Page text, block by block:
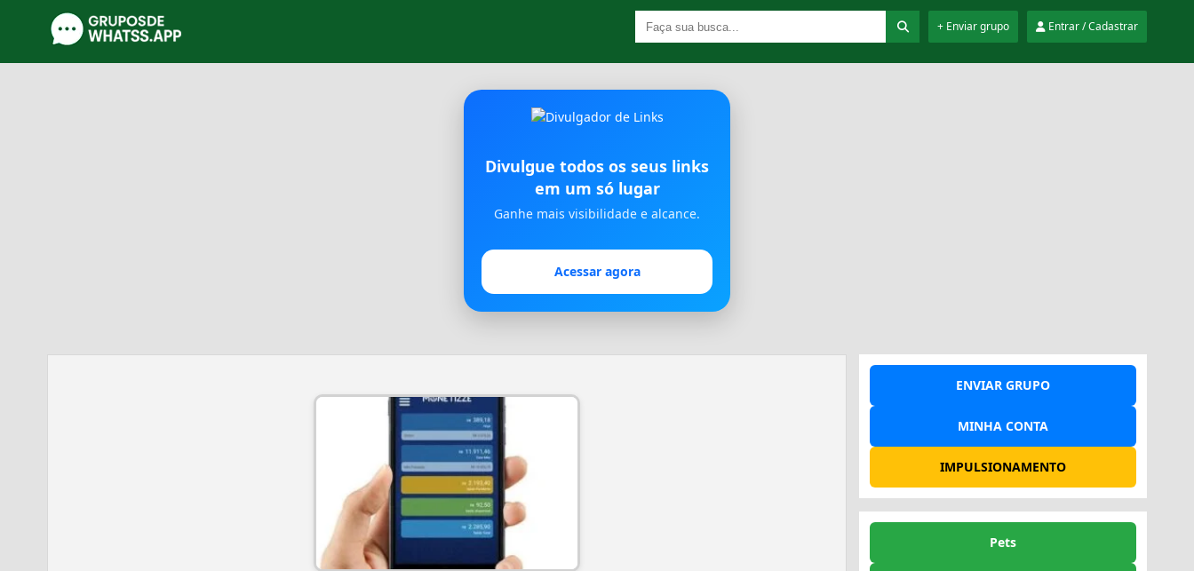
Entrar / Cadastrar
+ Enviar grupo
Divulgue todos os seus links
em um só lugar
Ganhe mais visibilidade e alcance.
Acessar agora
ENVIAR GRUPO
MINHA CONTA
IMPULSIONAMENTO
Pets